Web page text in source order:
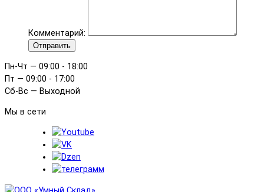
Комментарий:
Отправить
Пн-Чт — 09:00 - 18:00
Пт — 09:00 - 17:00
Сб-Вс — Выходной
Мы в сети